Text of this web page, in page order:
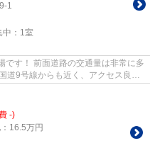
9-1
： 1室
です！ 前面道路の交通量は非常に多
道9号線からも近く、アクセス良好
-)
16.5万円